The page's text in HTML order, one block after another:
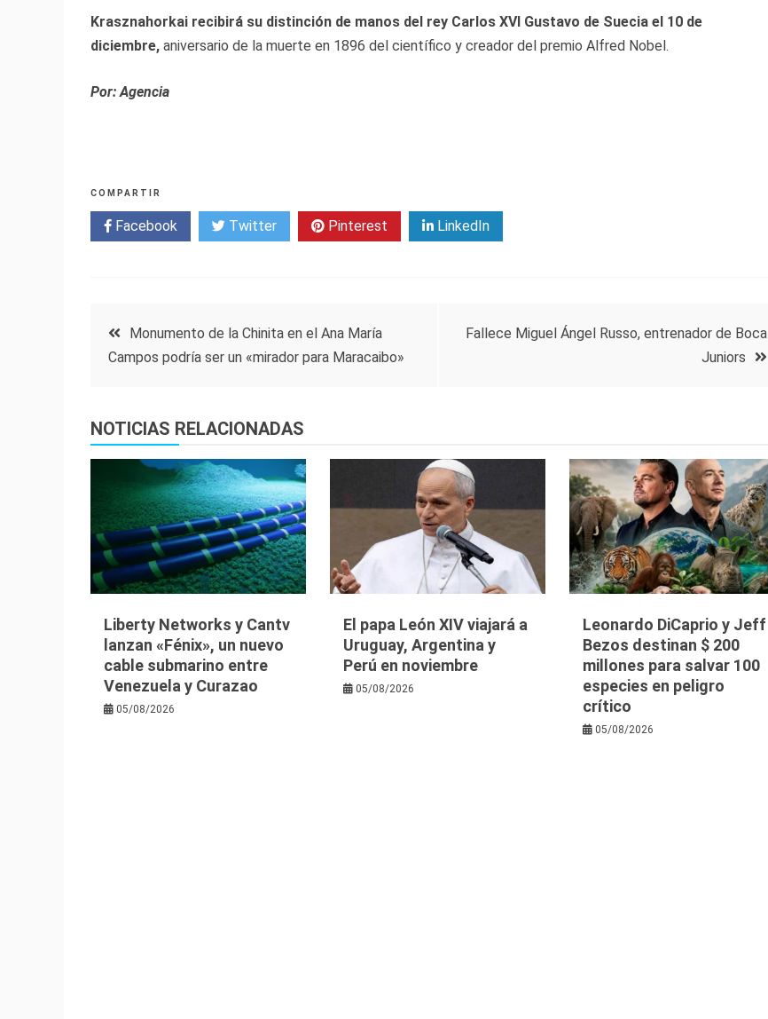
Krasznahorkai recibirá su distinción de manos del rey Carlos XVI Gustavo de Suecia el 10 de
diciembre, aniversario de la muerte en 1896 del científico y creador del premio Alfred Nobel.
Por: Agencia
COMPARTIR
Facebook Twitter Pinterest LinkedIn
Navegación
entradas
Monumento de la Chinita en el Ana María
Campos podría ser un «mirador para Maracaibo»
Fallece Miguel Ángel Russo, entrenador de Boca
Juniors
NOTICIAS RELACIONADAS
Liberty Networks y Cantv
lanzan «Fénix», un nuevo
cable submarino entre
Venezuela y Curazao
05/08/2026
El papa León XIV viajará a
Uruguay, Argentina y
Perú en noviembre
05/08/2026
Leonardo DiCaprio y Jeff
Bezos destinan $ 200
millones para salvar 100
especies en peligro
crítico
05/08/2026